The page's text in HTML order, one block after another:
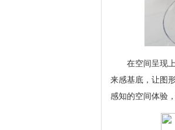
在空间呈现
来感基底，让图
感知的空间体验